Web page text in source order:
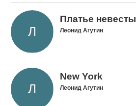
Платье невесты
Леонид Агутин
New York
Леонид Агутин